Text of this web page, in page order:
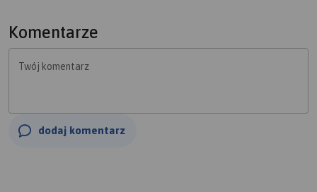
szlaku na Kasprowy Wierch. Z Kasprowego schodzimy
Komentarze
Twój komentarz
dodaj komentarz